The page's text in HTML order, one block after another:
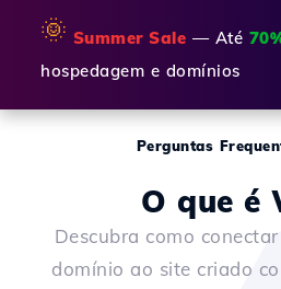
🌞 Summer Sale — Até
hospedagem e domínios
Perguntas
O que é
Descubra como
domínio ao site criado